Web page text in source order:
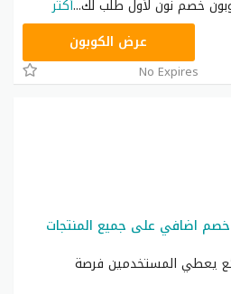
خصم نون لأول طلب لك...أكثر
RRF24عرض الكوبون
No Expires
نون 100 ريال خصم اضافي على جميع المنتجات
يعطي المستخدمين فرصة